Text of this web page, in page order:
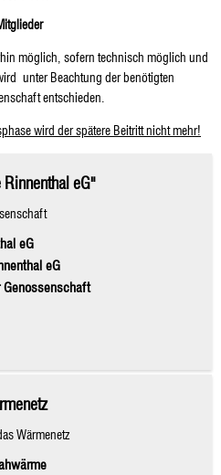
möglich, sofern technisch möglich und
unter Beachtung der benötigten
entschieden.
wird der spätere Beitritt nicht mehr!
eG"
eG
eG
Wärmenetz